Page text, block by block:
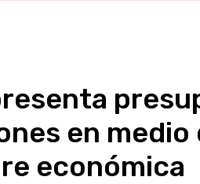
en medio
económica